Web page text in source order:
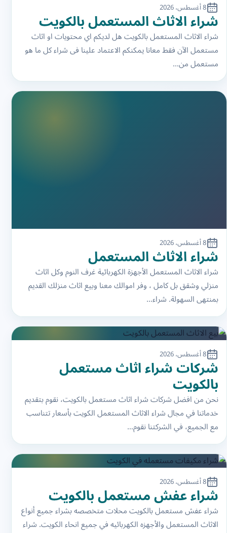
8 أغسطس، 2026
شراء الاثاث المستعمل بالكويت
شراء الاثاث المستعمل بالكويت هل لديكم اي محتويات او اثاث
مستعمل الآن فقط معانا يمكنكم الاعتماد علينا فى شراء كل ما هو
مستعمل من…
8 أغسطس، 2026
شراء الاثاث المستعمل
شراء الاثاث المستعمل الأجهزة الكهربائية غرف النوم وكل اثاث
منزلي وشقق بل كامل ، وفر اموالك معنا وبيع اثاث منزلك القديم
بمنتهى السهولة. شراء…
8 أغسطس، 2026
شركات شراء اثاث مستعمل
بالكويت
نحن من افضل شركات شراء اثاث مستعمل بالكويت، نقوم بتقديم
خدماتنا في مجال شراء الاثاث المستعمل الكويت بأسعار تتناسب
مع الجميع، في الشركتنا نقوم…
8 أغسطس، 2026
شراء عفش مستعمل بالكويت
شراء عفش مستعمل بالكويت محلات متخصصه بشراء جميع أنواع
الاثاث المستعمل والأجهزه الكهربائيه في جميع انحاء الكويت. شراء